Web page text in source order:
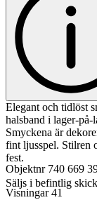
Elegant och tidlöst
halsband i lager-på-
Smyckena är
fint ljusspel. Stilren
fest.
Säljs i befintlig
Objektnr 740 669
Visningar 41